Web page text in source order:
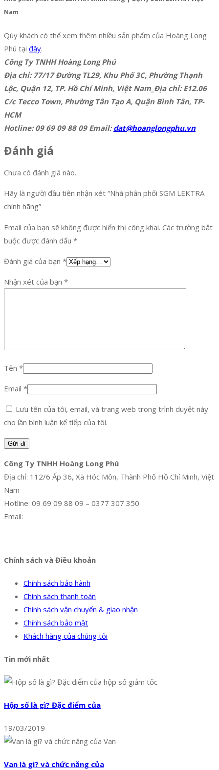
Nam
Qúy khách có thể xem thêm nhiều sản phẩm của Hoàng Long
Phú tại đây.
Công Ty TNHH Hoàng Long Phú
Địa chỉ: 77/17 Đường TL29, Khu Phố 3C, Phường Thạnh
Lộc, Quận 12, TP. Hồ Chí Minh, Việt Nam_Địa chỉ: E12.06
C/c Tecco Town, Phường Tân Tạo A, Quận Bình Tân, TP-
HCM
Hotline: 09 69 09 88 09 Email:dat@hoanglongphu.vn
Đánh giá
Chưa có đánh giá nào.
Hãy là người đầu tiên nhận xét “Nhà phân phối SGM LEKTRA
chính hãng”
Email của bạn sẽ không được hiển thị công khai. Các trường bắt
buộc được đánh dấu *
Đánh giá của bạn *
Nhận xét của bạn *
Tên *
Email *
Lưu tên của tôi, email, và trang web trong trình duyệt này
cho lần bình luận kế tiếp của tôi.
Công Ty TNHH Hoàng Long Phú
Địa chỉ: 112/6 Ấp 36, Xã Hóc Môn, Thành Phố Hồ Chí Minh, Việt
Nam
Hotline: 09 69 09 88 09 – 0377 307 350
Email:
Chính sách và Điều khoản
Chính sách bảo hành
Chính sách thanh toán
Chính sách vận chuyển & giao nhận
Chính sách bảo mật
Khách hàng của chúng tôi
Tin mới nhất
Hộp số là gì? Đặc điểm của
19/03/2019
Van là gì? và chức năng của